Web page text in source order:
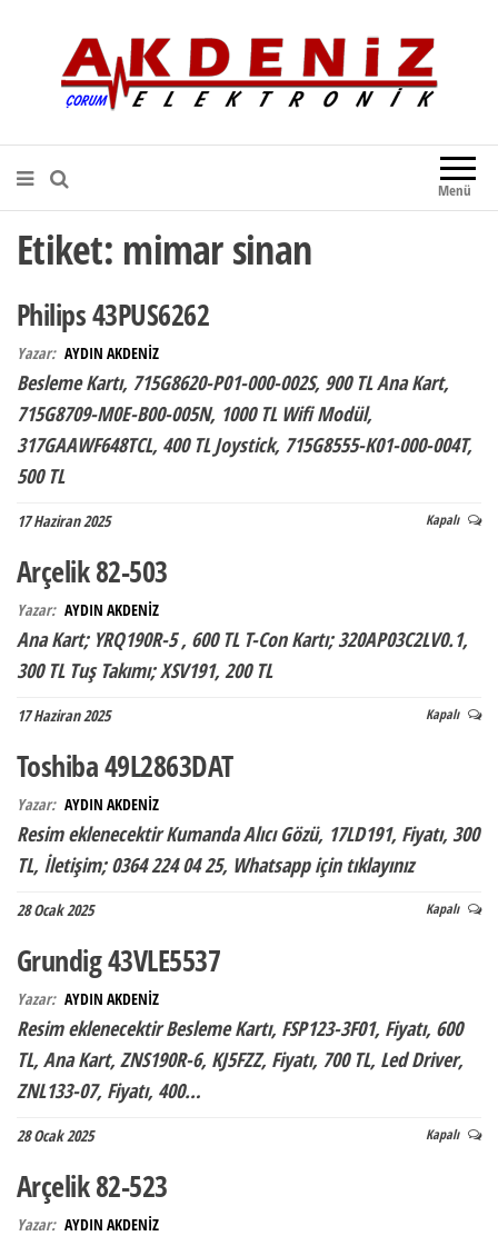
Akdeniz Elektronik
Teknik Destek, Kaliteli Hizmet |
Çorum Elektronik Firması
Menü
Etiket: mimar sinan
Philips 43PUS6262
Yazar: AYDIN AKDENİZ
Besleme Kartı, 715G8620-P01-000-002S, 900 TL Ana Kart,
715G8709-M0E-B00-005N, 1000 TL Wifi Modül,
317GAAWF648TCL, 400 TL Joystick, 715G8555-K01-000-004T,
500 TL
17 Haziran 2025 Kapalı
Arçelik 82-503
Yazar: AYDIN AKDENİZ
Ana Kart; YRQ190R-5 , 600 TL T-Con Kartı; 320AP03C2LV0.1,
300 TL Tuş Takımı; XSV191, 200 TL
17 Haziran 2025 Kapalı
Toshiba 49L2863DAT
Yazar: AYDIN AKDENİZ
Resim eklenecektir Kumanda Alıcı Gözü, 17LD191, Fiyatı, 300
TL, İletişim; 0364 224 04 25, Whatsapp için tıklayınız
28 Ocak 2025 Kapalı
Grundig 43VLE5537
Yazar: AYDIN AKDENİZ
Resim eklenecektir Besleme Kartı, FSP123-3F01, Fiyatı, 600
TL, Ana Kart, ZNS190R-6, KJ5FZZ, Fiyatı, 700 TL, Led Driver,
ZNL133-07, Fiyatı, 400…
28 Ocak 2025 Kapalı
Arçelik 82-523
Yazar: AYDIN AKDENİZ